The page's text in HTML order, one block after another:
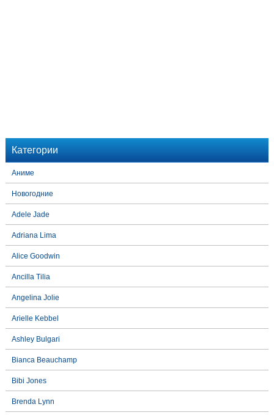
Категории
Аниме
Новогодние
Adele Jade
Adriana Lima
Alice Goodwin
Ancilla Tilia
Angelina Jolie
Arielle Kebbel
Ashley Bulgari
Bianca Beauchamp
Bibi Jones
Brenda Lynn